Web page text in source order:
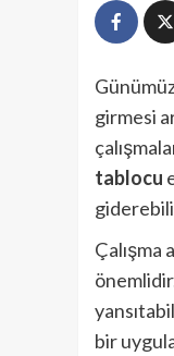
girmesi
tablocu
bir